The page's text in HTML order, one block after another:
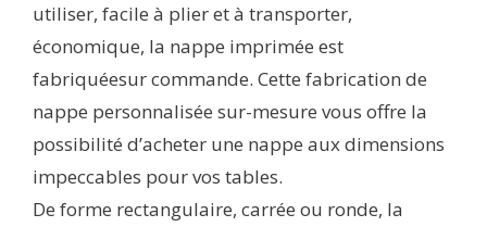
utiliser, facile à plier et à transporter,
économique, la nappe imprimée est
fabriquéesur commande. Cette fabrication de
nappe personnalisée sur-mesure vous offre la
possibilité d’acheter une nappe aux dimensions
impeccables pour vos tables.
De forme rectangulaire, carrée ou ronde, la